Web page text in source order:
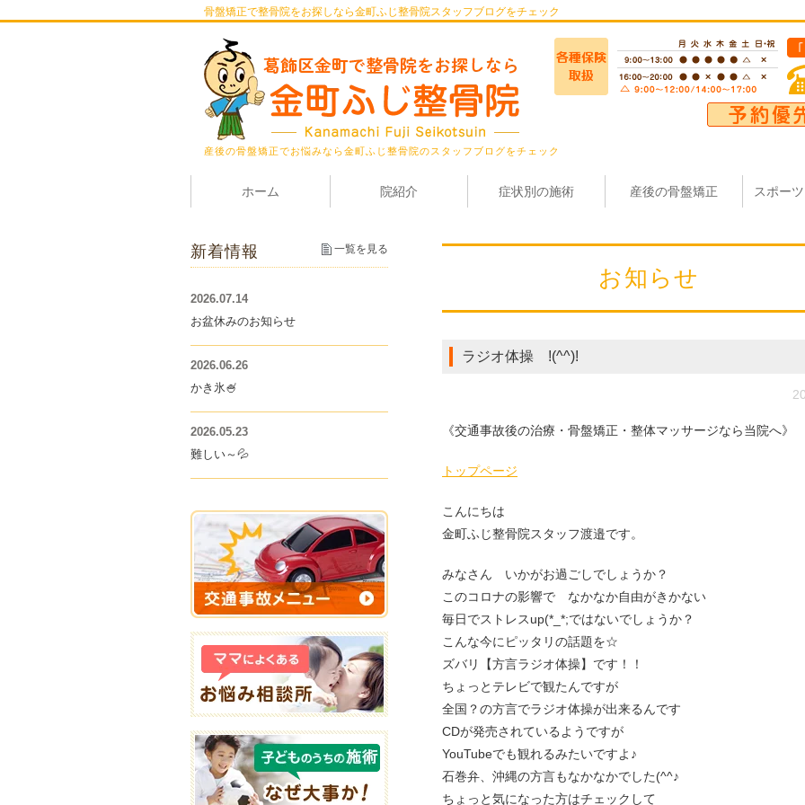
骨盤矯正で整骨院をお探しなら金町ふじ整骨院スタッフブログをチェック
産後の骨盤矯正でお悩みなら金町ふじ整骨院のスタッフブログをチェック
ホーム 院紹介 症状別の施術 産後の骨盤矯正 スポー
お知らせ
ラジオ体操 !(^^)!
《交通事故後の治療・骨盤矯正・整体マッサージなら当院へ》
トップページ
こんにちは
金町ふじ整骨院スタッフ渡邉です。
みなさん いかがお過ごしでしょうか？
このコロナの影響で なかなか自由がきかない
毎日でストレスup(*_*;ではないでしょうか？
こんな今にピッタリの話題を☆
ズバリ【方言ラジオ体操】です！！
ちょっとテレビで観たんですが
全国？の方言でラジオ体操が出来るんです
CDが発売されているようですが
YouTubeでも観れるみたいですよ♪
石巻弁、沖縄の方言もなかなかでした(^^♪
ちょっと気になった方はチェックして
新着情報 一覧を見る
2026.07.14
お盆休みのお知らせ
2026.06.26
かき氷🍧
2026.05.23
難しい～💦